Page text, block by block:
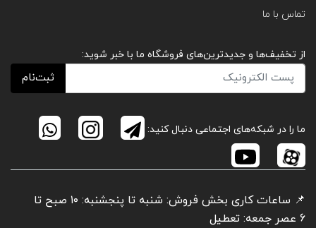
تماس با ما
از تخفیف‌ها و جدیدترین‌های فروشگاه ما با خبر شوید:
ثبت‌نام
ما را در شبکه‌های اجتماعی دنبال کنید:
📌 ساعات کاری بخش فروش: شنبه تا پنجشنبه: ۱۰ صبح تا
6 عصر جمعه: تعطیل